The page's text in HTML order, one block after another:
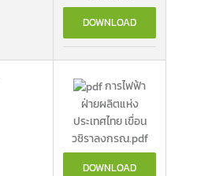
DOWNLOAD
การไฟฟ้า
ฝ่ายผลิตแห่ง
ประเทศไทย เขื่อน
วชิราลงกรณ.pdf
DOWNLOAD